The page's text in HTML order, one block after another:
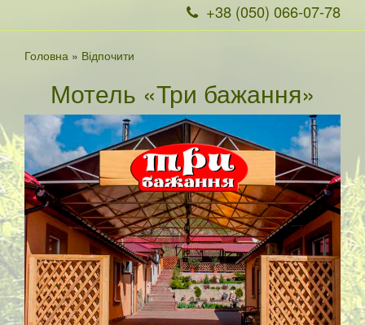
+38 (050) 066-07-78
Головна » Відпочити
Мотель «Три бажання»